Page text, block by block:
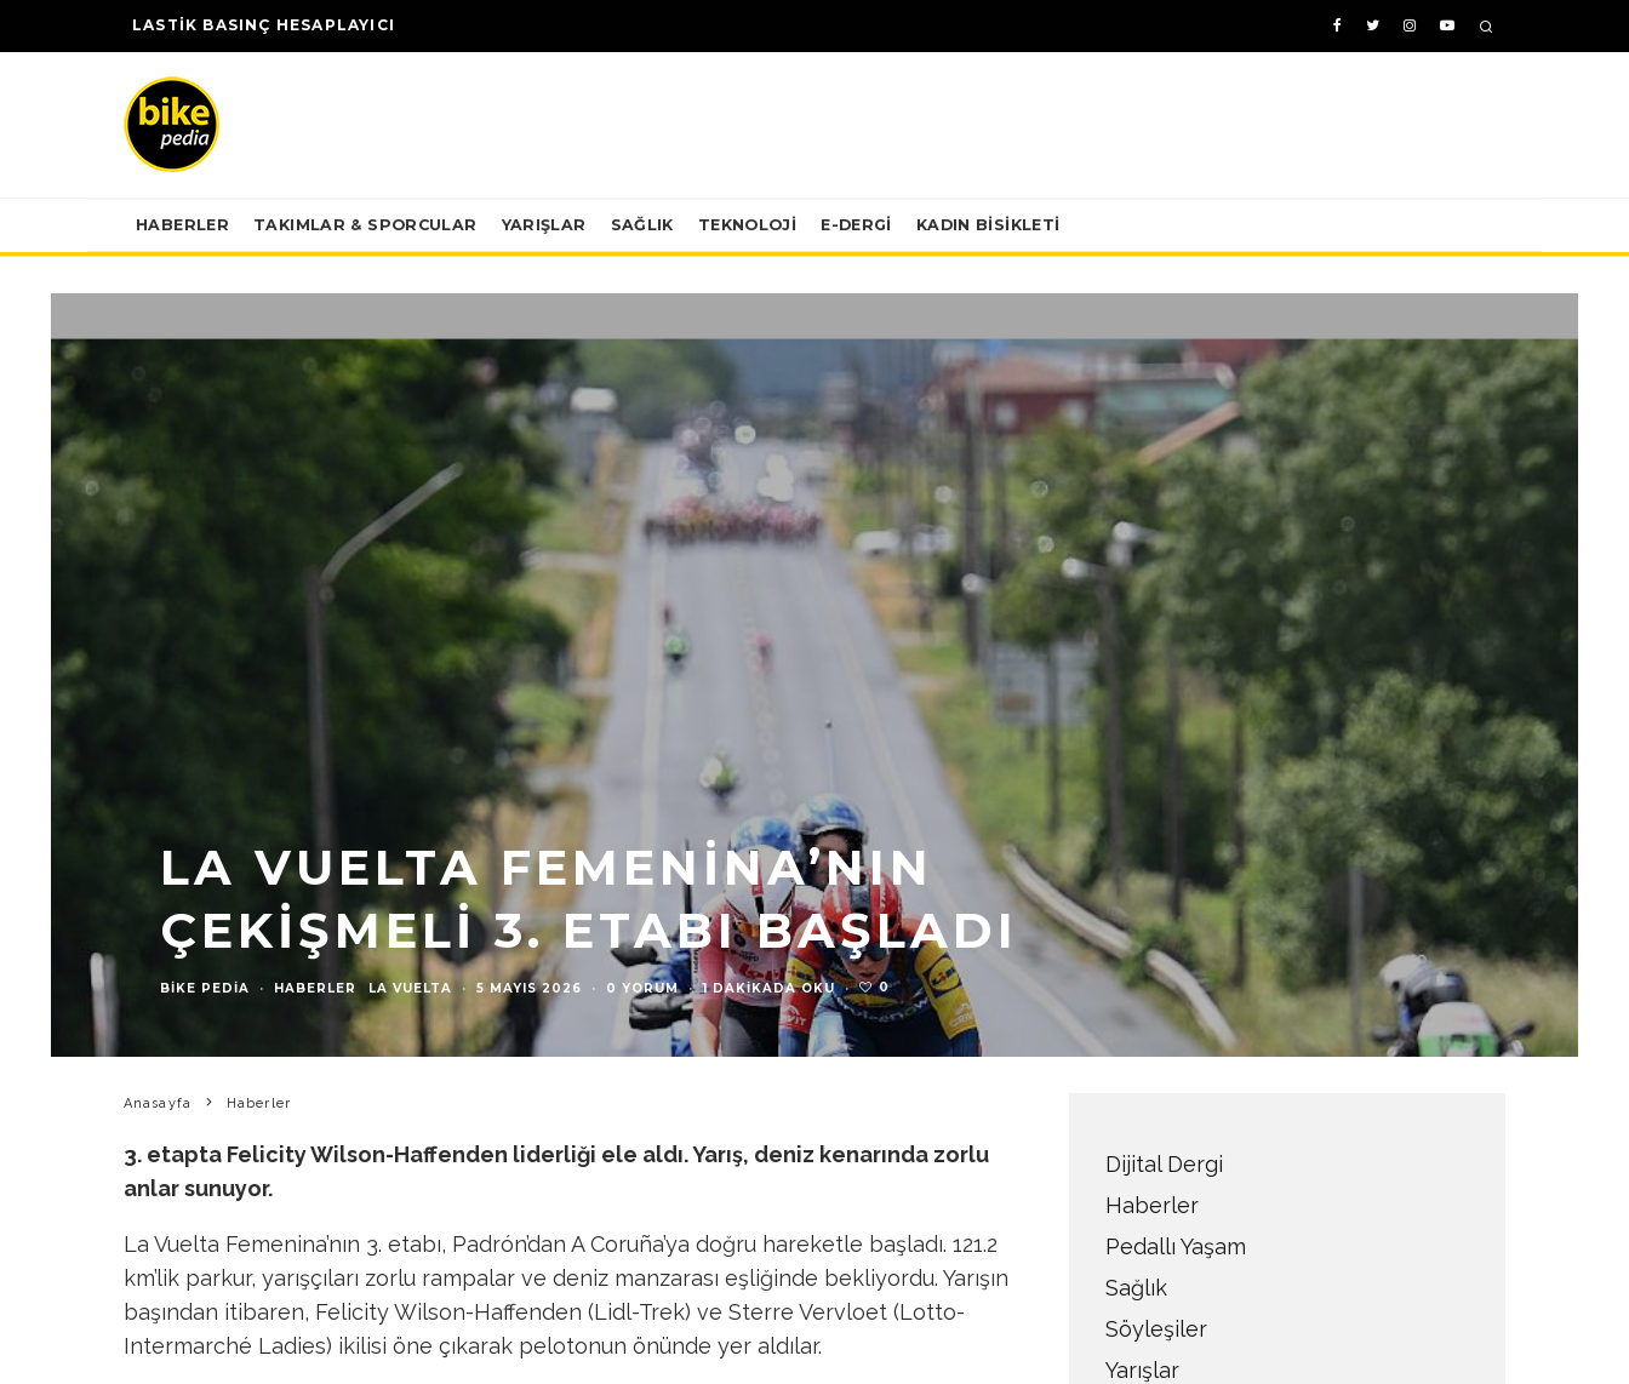
LASTİK BASINÇ HESAPLAYICI
HABERLER TAKIMLAR & SPORCULAR YARIŞLAR SAĞLIK TEKNOLOJI E-DERGİ KADIN BISIKLETI
LA VUELTA FEMENINA’NIN
ÇEKIŞMELI 3. ETABI BAŞLADI
BIKE PEDIA · HABERLER LA VUELTA · 5 MAYIS 2026 · 0 YORUM · 1 DAKIKADA OKU · 0
Anasayfa Haberler
3. etapta Felicity Wilson-Haffenden liderliği ele aldı. Yarış, deniz kenarında zorlu
anlar sunuyor.
La Vuelta Femenina’nın 3. etabı, Padrón’dan A Coruña’ya doğru hareketle başladı. 121.2
km’lik parkur, yarışçıları zorlu rampalar ve deniz manzarası eşliğinde bekliyordu. Yarışın
başından itibaren, Felicity Wilson-Haffenden (Lidl-Trek) ve Sterre Vervloet (Lotto-
Intermarché Ladies) ikilisi öne çıkarak pelotonun önünde yer aldılar.
Dijital Dergi
Haberler
Pedallı Yaşam
Sağlık
Söyleşiler
Yarışlar